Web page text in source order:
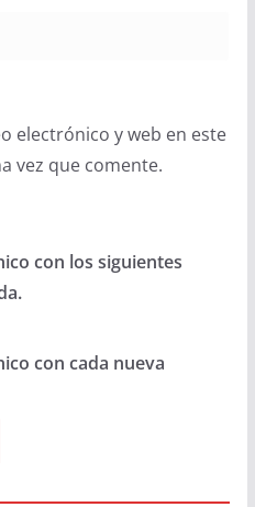
electrónico y web en este
vez que comente.
con los siguientes
con cada nueva